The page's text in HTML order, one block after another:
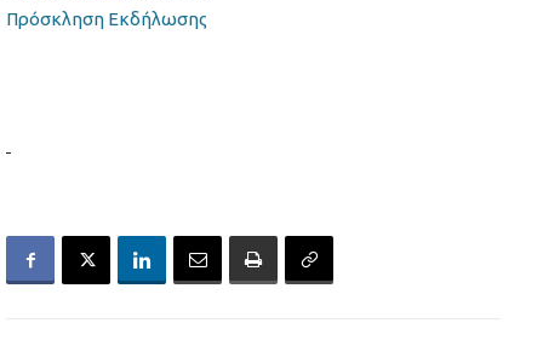
Πρόσκληση Εκδήλωσης